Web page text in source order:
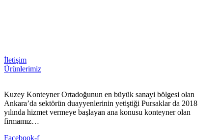
İletişim
Ürünlerimiz
Kuzey Konteyner Ortadoğunun en büyük sanayi bölgesi olan
Ankara’da sektörün duayyenlerinin yetiştiği Pursaklar da 2018
yılında hizmet vermeye başlayan ana konusu konteyner olan
firmamız…
Facebook-f